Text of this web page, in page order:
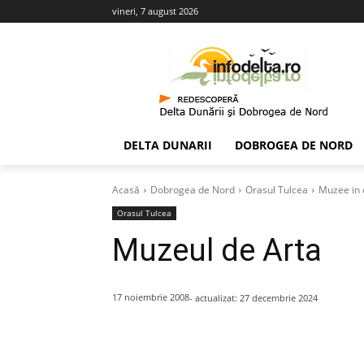
vineri, 7 august 2026
DELTA DUNARII DOBROGEA DE NORD
Acasă Dobrogea de Nord Orasul Tulcea Muzee in
Orasul Tulcea
Muzeul de Arta
17 noiembrie 2008- actualizat: 27 decembrie 2024